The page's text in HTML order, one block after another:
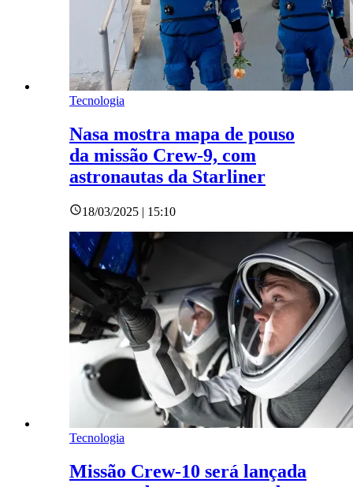
Tecnologia
Nasa mostra mapa de pouso
da missão Crew-9, com
astronautas da Starliner
18/03/2025 | 15:10
Tecnologia
Missão Crew-10 será lançada